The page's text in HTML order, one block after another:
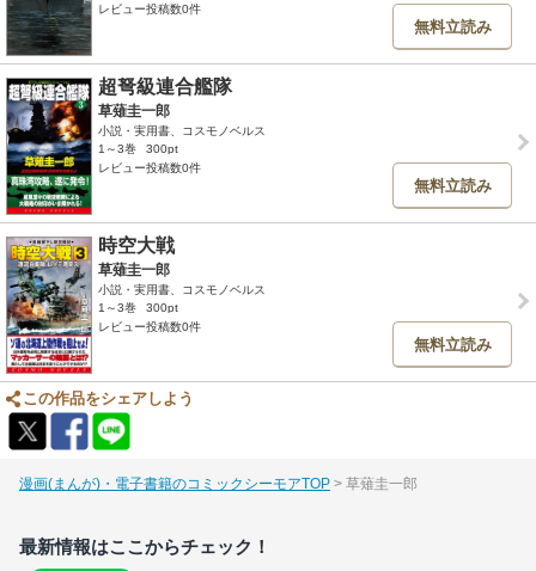
レビュー投稿数0件
無料立読み
超弩級連合艦隊
草薙圭一郎
小説・実用書、コスモノベルス
1～3巻
300pt
レビュー投稿数0件
無料立読み
時空大戦
草薙圭一郎
小説・実用書、コスモノベルス
1～3巻
300pt
レビュー投稿数0件
無料立読み
この作品をシェアしよう
漫画(まんが)・電子書籍のコミックシーモアTOP 草薙圭一郎
最新情報はここからチェック！